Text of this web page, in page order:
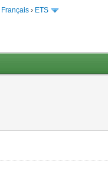
Français › ETS